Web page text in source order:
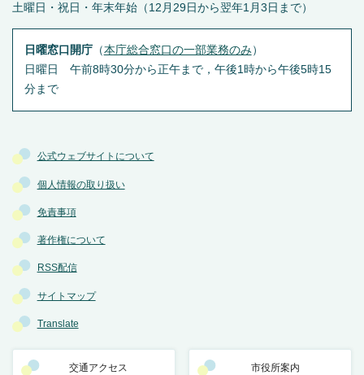
公式ウェブサイトについて
個人情報の取り扱い
免責事項
著作権について
RSS配信
サイトマップ
Translate
交通アクセス 市役所案内
土曜日・祝日・年末年始（12月29日から翌年1月3日まで）
日曜窓口開庁（本庁総合窓口の一部業務のみ ）
日曜日 午前8時30分から正午まで，午後1時から午後5時15
分まで